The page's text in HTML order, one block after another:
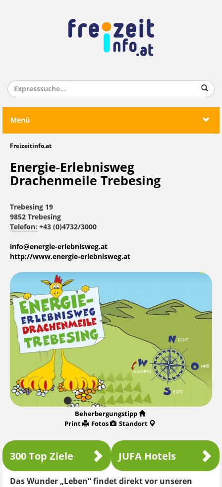
Menü
Freizeitinfo.at
Energie-Erlebnisweg
Drachenmeile Trebesing
Trebesing 19
9852 Trebesing
Telefon: +43 (0)4732/3000
info@energie-erlebnisweg.at
http://www.energie-erlebnisweg.at
Beherbergungstipp
Print
Fotos Standort
300 Top Ziele JUFA Hotels
Das Wunder „Leben“ findet direkt vor unseren